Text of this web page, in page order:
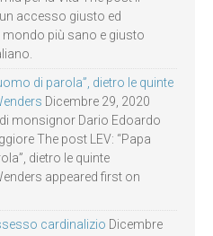
accesso giusto ed
mondo più sano e giusto
di parola”, dietro le quinte
Dicembre 29, 2020
monsignor Dario Edoardo
The post LEV: “Papa
dietro le quinte
appeared first on
cardinalizio Dicembre